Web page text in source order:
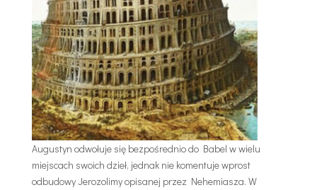
Augustyn odwołuje się bezpośrednio do Babel w wielu
miejscach swoich dzieł, jednak nie komentuje wprost
odbudowy Jerozolimy opisanej przez Nehemiasza. W